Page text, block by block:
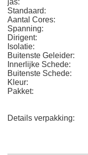
jas:
Standaard:
Aantal Cores:
Spanning:
Dirigent:
Isolatie:
Buitenste Geleider:
Innerlijke Schede:
Buitenste Schede:
Kleur:
Pakket:
Details verpakking: